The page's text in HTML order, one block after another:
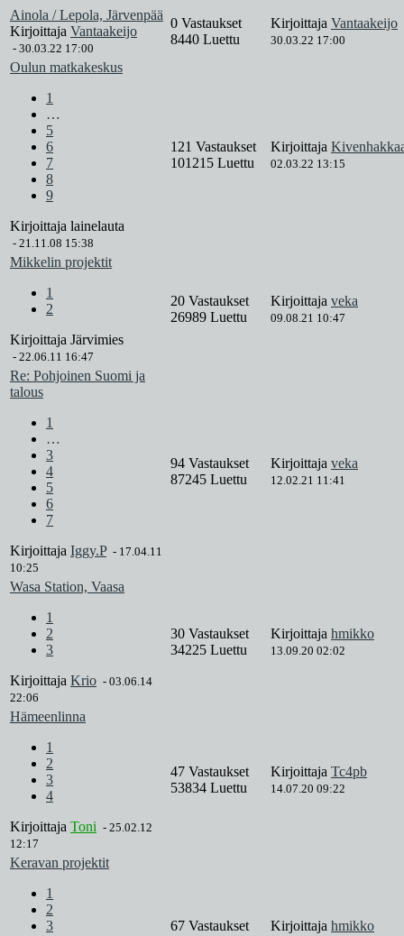
Ainola / Lepola, Järvenpää
Kirjoittaja Vantaakeijo
- 30.03.22 17:00
0 Vastaukset
8440 Luettu
Kirjoittaja Vantaakeijo
30.03.22 17:00
Oulun matkakeskus
1
…
5
6
7
8
9
Kirjoittaja lainelauta
- 21.11.08 15:38
121 Vastaukset
101215 Luettu
Kirjoittaja
02.03.22 13:15
Mikkelin projektit
1
2
Kirjoittaja Järvimies
- 22.06.11 16:47
20 Vastaukset
26989 Luettu
Kirjoittaja veka
09.08.21 10:47
Re: Pohjoinen Suomi ja
talous
1
…
3
4
5
6
7
Kirjoittaja Iggy.P - 17.04.11
10:25
94 Vastaukset
87245 Luettu
Kirjoittaja veka
12.02.21 11:41
Wasa Station, Vaasa
1
2
3
Kirjoittaja Krio - 03.06.14
22:06
30 Vastaukset
34225 Luettu
Kirjoittaja hmikko
13.09.20 02:02
Hämeenlinna
1
2
3
4
Kirjoittaja Toni - 25.02.12
12:17
47 Vastaukset
53834 Luettu
Kirjoittaja Tc4pb
14.07.20 09:22
Keravan projektit
1
2
3
67 Vastaukset
Kirjoittaja hmikko